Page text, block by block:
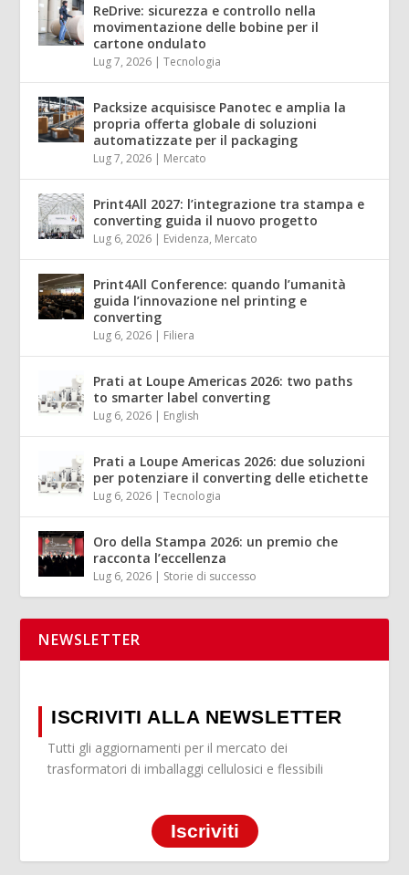
ReDrive: sicurezza e controllo nella
movimentazione delle bobine per il
cartone ondulato
Lug 7, 2026 |Tecnologia
Packsize acquisisce Panotec e amplia la
propria offerta globale di soluzioni
automatizzate per il packaging
Lug 7, 2026 | Mercato
Print4All 2027: l’integrazione tra stampa e
converting guida il nuovo progetto
Lug 6, 2026 | Evidenza, Mercato
Print4All Conference: quando l’umanità
guida l’innovazione nel printing e
converting
Lug 6, 2026 | Filiera
Prati at Loupe Americas 2026: two paths
to smarter label converting
Lug 6, 2026 | English
Prati a Loupe Americas 2026: due soluzioni
per potenziare il converting delle etichette
Lug 6, 2026 |Tecnologia
Oro della Stampa 2026: un premio che
racconta l’eccellenza
Lug 6, 2026 | Storie di successo
NEWSLETTER
ISCRIVITI ALLA NEWSLETTER
Tutti gli aggiornamenti per il mercato dei
trasformatori di imballaggi cellulosici e flessibili
Iscriviti